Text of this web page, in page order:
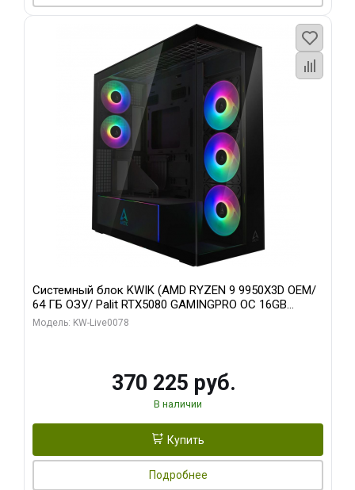
Системный блок KWIK (AMD RYZEN 9 9950X3D OEM/
64 ГБ ОЗУ/ Palit RTX5080 GAMINGPRO OC 16GB
GDDR7 256bit 3xDP HD/ 1 ТБ SSD)
Модель: KW-Live0078
370 225 руб.
В наличии
Купить
Подробнее